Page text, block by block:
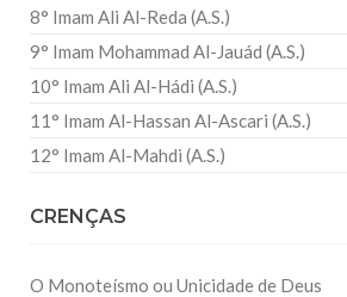
8° Imam Ali Al-Reda (A.S.)
9° Imam Mohammad Al-Jauád (A.S.)
10° Imam Ali Al-Hádi (A.S.)
11° Imam Al-Hassan Al-Ascari (A.S.)
12° Imam Al-Mahdi (A.S.)
CRENÇAS
O Monoteísmo ou Unicidade de Deus